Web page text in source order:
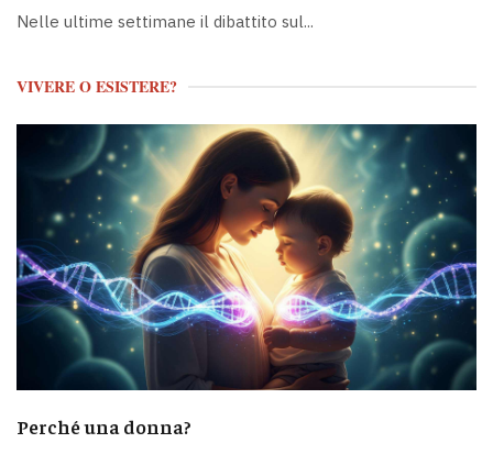
Nelle ultime settimane il dibattito sul...
VIVERE O ESISTERE?
Perché una donna?